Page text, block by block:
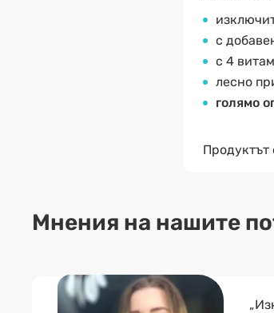
с
с 4
лесно
голямо
Продуктът
Мнения на нашите